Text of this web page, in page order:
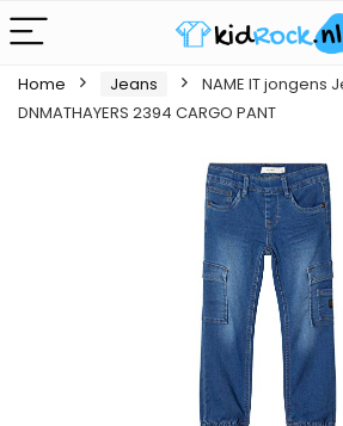
Home Jeans
NAME IT jongens
DNMATHAYERS 2394 CARGO PANT